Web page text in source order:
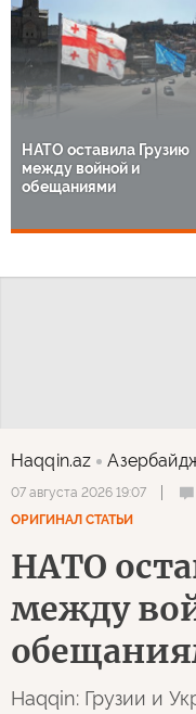
НАТО оставила Грузию
между войной и
обещаниями
Haqqin.az
07 августа 2026 19:07
ОРИГИНАЛ СТАТЬИ
НАТО
между
Haqqin: Грузии и